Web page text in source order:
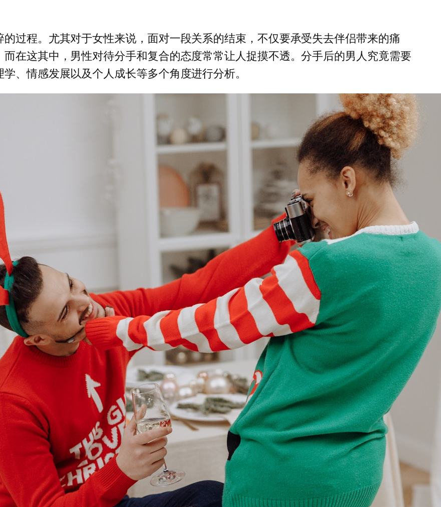
过程。尤其对于女性来说，面对一段关系的结束，不仅要承受失去伴侣带来的痛
在这其中，男性对待分手和复合的态度常常让人捉摸不透。分手后的男人究竟需要
、情感发展以及个人成长等多个角度进行分析。